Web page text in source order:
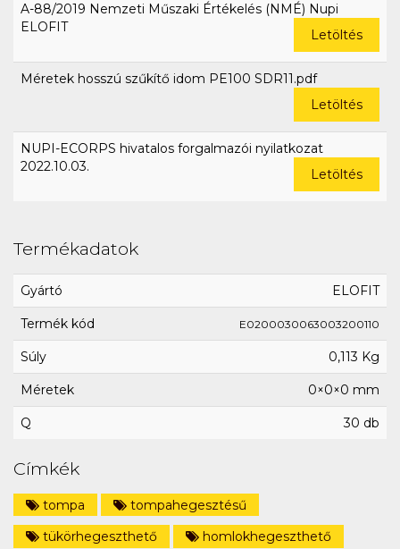
A-88/2019 Nemzeti Műszaki Értékelés (NMÉ) Nupi
ELOFIT
Letöltés
Méretek hosszú szűkítő idom PE100 SDR11.pdf
Letöltés
NUPI-ECORPS hivatalos forgalmazói nyilatkozat
2022.10.03.
Letöltés
Termékadatok
Gyártó ELOFIT
Termék kód E0200030063003200110
Súly 0,113 Kg
Méretek 0×0×0 mm
Q 30 db
Címkék
tompa
tompahegesztésű
tükörhegeszthető
homlokhegeszthető